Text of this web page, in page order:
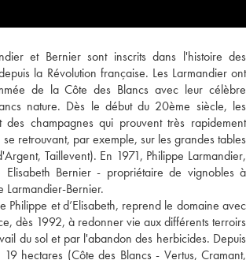
et Bernier sont inscrits dans l'histoire des
la Révolution française. Les Larmandier ont
de la Côte des Blancs avec leur célèbre
nature. Dès le début du 20ème siècle, les
des champagnes qui prouvent très rapidement
retrouvant, par exemple, sur les grandes tables
Taillevent). En 1971, Philippe Larmandier,
Bernier - propriétaire de vignobles à
Larmandier-Bernier.
Philippe et d’Elisabeth, reprend le domaine avec
dès 1992, à redonner vie aux différents terroirs
du sol et par l'abandon des herbicides. Depuis
hectares (Côte des Blancs - Vertus, Cramant,